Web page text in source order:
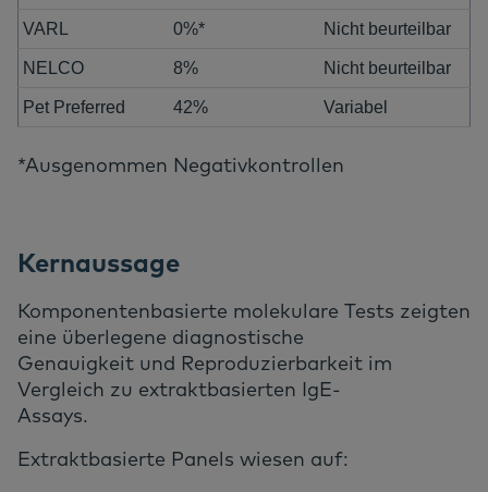
VARL 0%* Nicht beurteilbar
NELCO 8% Nicht beurteilbar
Pet Preferred 42% Variabel
*Ausgenommen Negativkontrollen
Kernaussage
Komponentenbasierte molekulare Tests zeigten
eine überlegene diagnostische
Genauigkeit und Reproduzierbarkeit im
Vergleich zu extraktbasierten IgE-
Assays.
Extraktbasierte Panels wiesen auf: